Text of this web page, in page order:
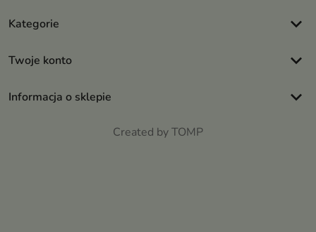
Kategorie keyboard_arrow_down
Twoje konto keyboard_arrow_down
Informacja o sklepie keyboard_arrow_down
Created by TOMP